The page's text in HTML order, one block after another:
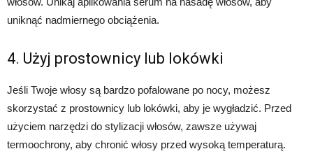
uniknąć nadmiernego obciążenia.
4. Użyj prostownicy lub lokówki
Jeśli Twoje włosy są bardzo pofalowane po nocy, możesz
skorzystać z prostownicy lub lokówki, aby je wygładzić. Przed
użyciem narzędzi do stylizacji włosów, zawsze używaj
termoochrony, aby chronić włosy przed wysoką temperaturą.